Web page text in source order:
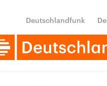
Deutschlandfunk